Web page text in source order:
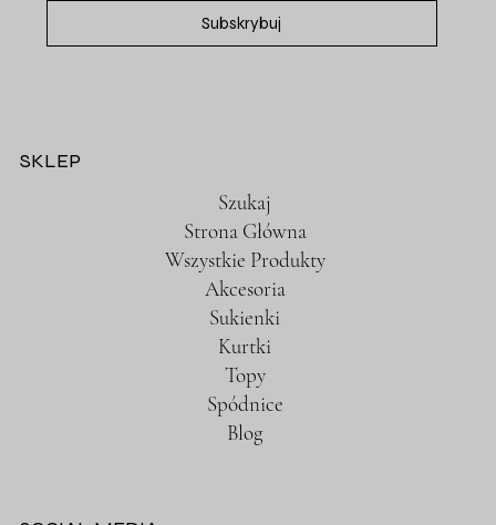
Subskrybuj
SKLEP
Szukaj
Strona Główna
Wszystkie Produkty
Akcesoria
Sukienki
Kurtki
Topy
Spódnice
Blog